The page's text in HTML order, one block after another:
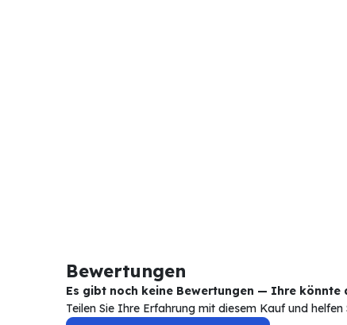
Bewertungen
Es gibt noch keine Bewertungen — Ihre könnte
Teilen Sie Ihre Erfahrung mit diesem Kauf und